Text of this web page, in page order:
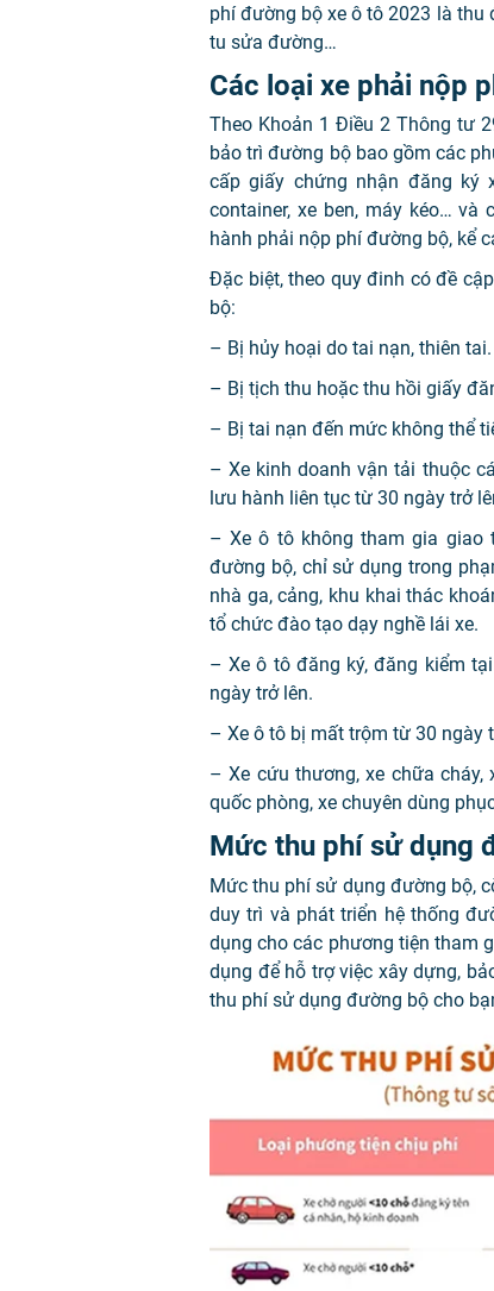
phí đường bộ xe ô tô 2023 là thu
tu sửa đường…
Các loại xe phải nộp
Theo Khoản 1 Điều 2 Thông tư
bảo trì đường bộ bao gồm các
cấp giấy chứng nhận đăng ký
container, xe ben, máy kéo…
hành phải nộp phí đường bộ, kể
Đặc biệt, theo quy đinh có đề
bộ:
– Bị hủy hoại do tai nạn, thiên tai.
– Bị tịch thu hoặc thu hồi giấy
– Bị tai nạn đến mức không thể
– Xe kinh doanh vận tải thuộc
lưu hành liên tục từ 30 ngày trở
– Xe ô tô không tham gia giao
đường bộ, chỉ sử dụng trong
nhà ga, cảng, khu khai thác
tổ chức đào tạo dạy nghề lái xe.
– Xe ô tô đăng ký, đăng kiểm
ngày trở lên.
– Xe ô tô bị mất trộm từ 30 ngày
– Xe cứu thương, xe chữa cháy,
quốc phòng, xe chuyên dùng
Mức thu phí sử dụng
Mức thu phí sử dụng đường bộ,
duy trì và phát triển hệ thống
dụng cho các phương tiện tham
dụng để hỗ trợ việc xây dựng,
thu phí sử dụng đường bộ cho